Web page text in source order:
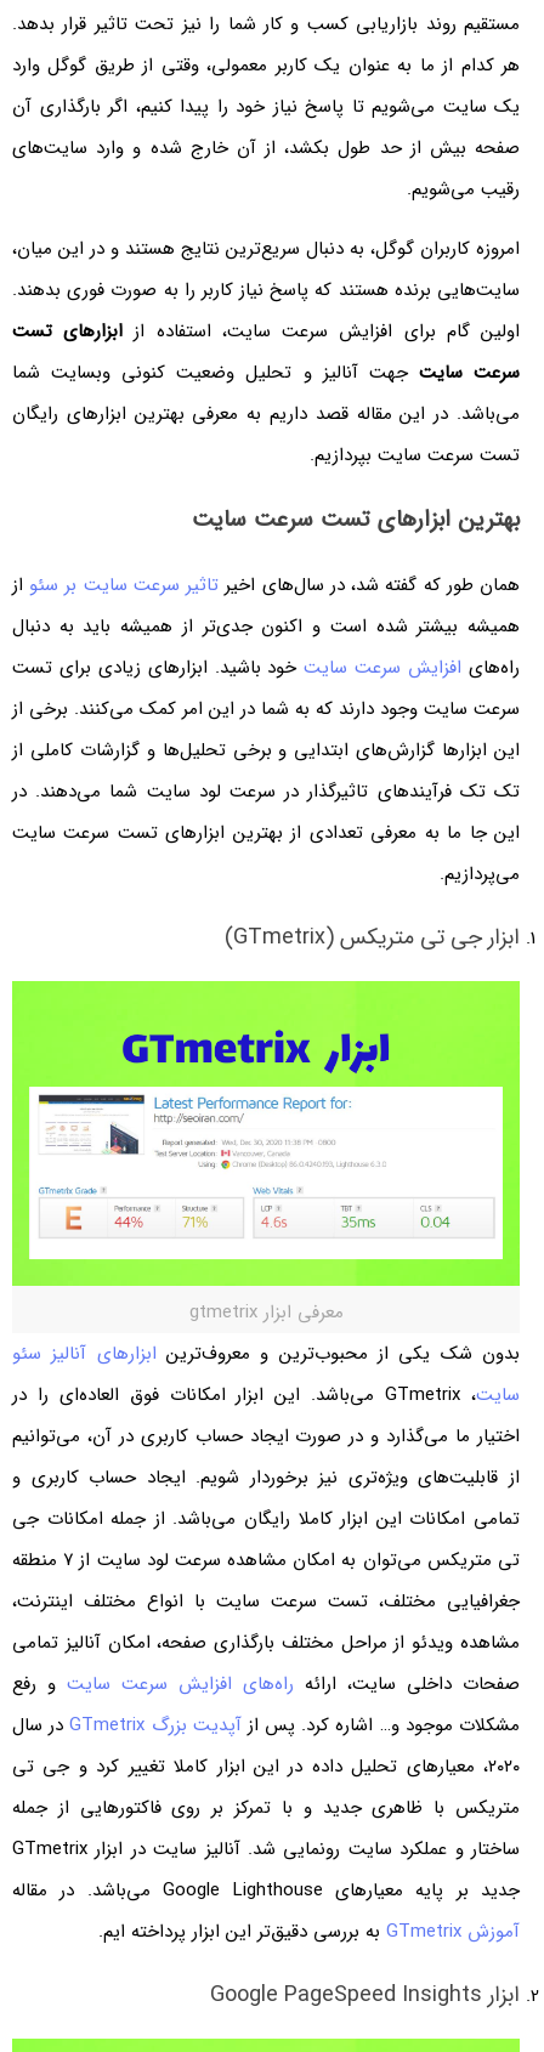
مستقیم روند بازاریابی کسب و کار شما را نیز تحت تاثیر قرار بدهد.
هر کدام از ما به عنوان یک کاربر معمولی، وقتی از طریق گوگل وارد
یک سایت می‌شویم تا پاسخ نیاز خود را پیدا کنیم، اگر بارگذاری آن
صفحه بیش از حد طول بکشد، از آن خارج شده و وارد سایت‌های
رقیب می‌شویم.
امروزه کاربران گوگل، به دنبال سریع‌ترین نتایج هستند و در این میان،
سایت‌هایی برنده هستند که پاسخ نیاز کاربر را به صورت فوری بدهند.
اولین گام برای افزایش سرعت سایت، استفاده از ابزارهای تست
سرعت سایتجهت آنالیز و تحلیل وضعیت کنونی وبسایت شما
می‌باشد. در این مقاله قصد داریم به معرفی بهترین ابزارهای رایگان
تست سرعت سایت بپردازیم.
بهترین ابزارهای تست سرعت سایت
همان طور که گفته شد، در سال‌های اخیرتاثیر سرعت سایت بر سئواز
همیشه بیشتر شده است و اکنون جدی‌تر از همیشه باید به دنبال
راه‌هایافزایش سرعت سایتخود باشید. ابزارهای زیادی برای تست
سرعت سایت وجود دارند که به شما در این امر کمک می‌کنند. برخی از
این ابزارها گزارش‌های ابتدایی و برخی تحلیل‌ها و گزارشات کاملی از
تک تک فرآیندهای تاثیرگذار در سرعت لود سایت شما می‌دهند. در
این جا ما به معرفی تعدادی از بهترین ابزارهای تست سرعت سایت
می‌پردازیم.
ابزار جی تی متریکس (GTmetrix)
معرفی ابزار gtmetrix
بدون شک یکی از محبوب‌ترین و معروف‌ترین ابزارهای آنالیز سئو
سایت
، GTmetrix می‌باشد. این ابزار امکانات فوق العاده‌ای را در
اختیار ما می‌گذارد و در صورت ایجاد حساب کاربری در آن، می‌توانیم
از قابلیت‌های ویژه‌تری نیز برخوردار شویم. ایجاد حساب کاربری و
تمامی امکانات این ابزار کاملا رایگان می‌باشد. از جمله امکانات جی
تی متریکس می‌توان به امکان مشاهده سرعت لود سایت از ۷ منطقه
جغرافیایی مختلف، تست سرعت سایت با انواع مختلف اینترنت،
مشاهده ویدئو از مراحل مختلف بارگذاری صفحه، امکان آنالیز تمامی
صفحات داخلی سایت، ارائه راه‌های افزایش سرعت سایتو رفع
مشکلات موجود و… اشاره کرد. پس ازآپدیت بزرگ GTmetrix
در سال
۲۰۲۰، معیارهای تحلیل داده در این ابزار کاملا تغییر کرد و جی تی
متریکس با ظاهری جدید و با تمرکز بر روی فاکتورهایی از جمله
ساختار و عملکرد سایت رونمایی شد. آنالیز سایت در ابزار GTmetrix
جدید بر پایه معیارهای Google Lighthouse می‌باشد. در مقاله
آموزش GTmetrix
به بررسی دقیق‌تر این ابزار پرداخته ایم.
ابزار Google PageSpeed Insights